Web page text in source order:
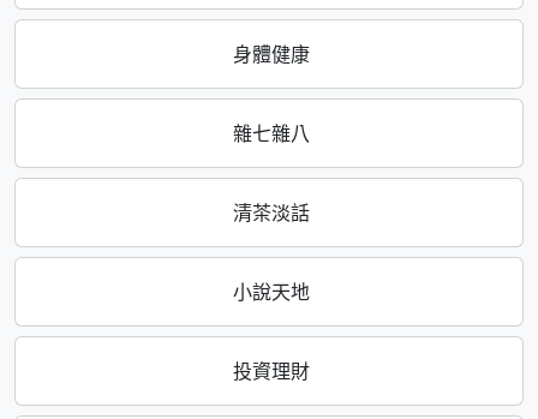
身體健康
雜七雜八
清茶淡話
小說天地
投資理財